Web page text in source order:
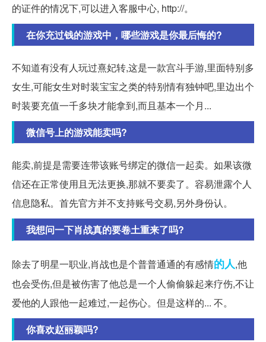
的证件的情况下,可以进入客服中心, http://。
在你充过钱的游戏中，哪些游戏是你最后悔的?
不知道有没有人玩过熹妃转,这是一款宫斗手游,里面特别多
女生,可能女生对时装宝宝之类的特别情有独钟吧,里边出个
时装要充值一千多块才能拿到,而且基本一个月...
微信号上的游戏能卖吗?
能卖,前提是需要连带该账号绑定的微信一起卖。如果该微
信还在正常使用且无法更换,那就不要卖了。容易泄露个人
信息隐私。首先官方并不支持账号交易,另外身份认。
我想问一下肖战真的要卷土重来了吗?
除去了明星一职业,肖战也是个普普通通的有感情的人,他
也会受伤,但是被伤害了他总是一个人偷偷躲起来疗伤,不让
爱他的人跟他一起难过,一起伤心。但是这样的... 不。
你喜欢赵丽颖吗?